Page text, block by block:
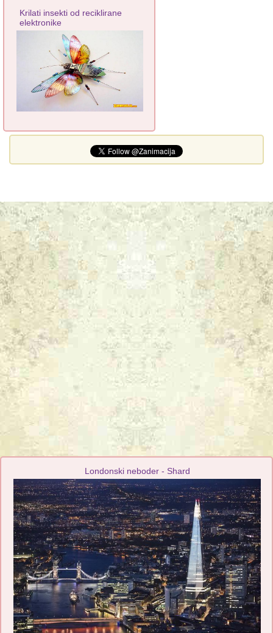
Krilati insekti od reciklirane
elektronike
Londonski neboder - Shard